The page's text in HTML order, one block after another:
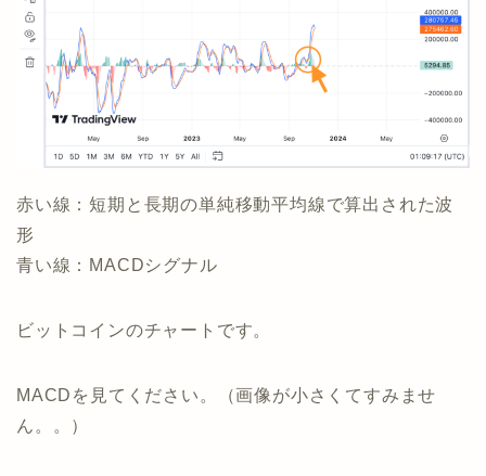
赤い線：短期と長期の単純移動平均線で算出された波
形
青い線：MACDシグナル
ビットコインのチャートです。
MACDを見てください。（画像が小さくてすみませ
ん。。）